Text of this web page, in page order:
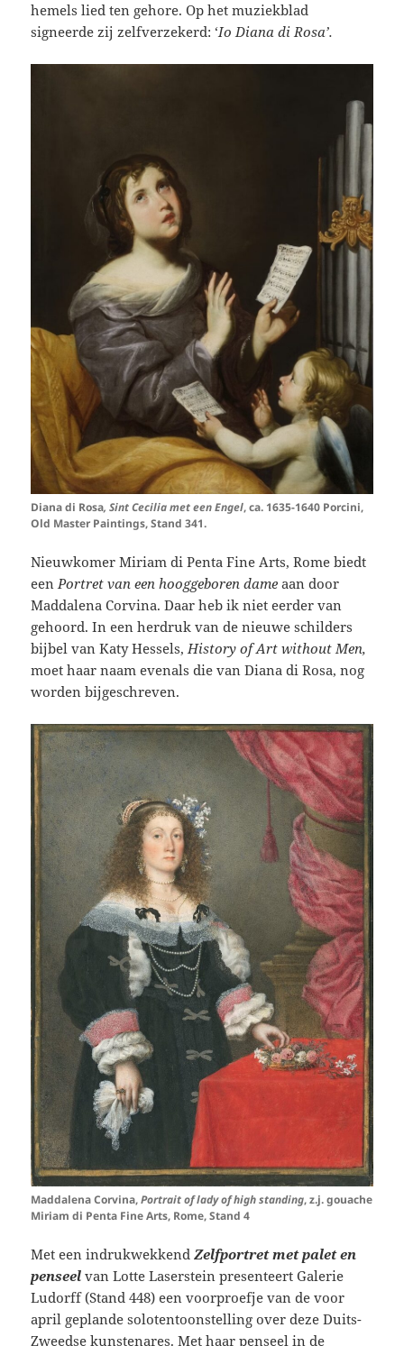
hemels lied ten gehore. Op het muziekblad
signeerde zij zelfverzekerd: ‘Io Diana di Rosa’.
Diana di Rosa, Sint Cecilia met een Engel, ca. 1635-1640 Porcini,
Old Master Paintings, Stand 341.
Nieuwkomer Miriam di Penta Fine Arts, Rome biedt
een Portret van een hooggeboren dame aan door
Maddalena Corvina. Daar heb ik niet eerder van
gehoord. In een herdruk van de nieuwe schilders
bijbel van Katy Hessels, History of Art without Men,
moet haar naam evenals die van Diana di Rosa, nog
worden bijgeschreven.
Maddalena Corvina,Portrait of lady of high standing, z.j. gouache
Miriam di Penta Fine Arts, Rome, Stand 4
Met een indrukwekkendZelfportret met palet en
penseel van Lotte Laserstein presenteert Galerie
Ludorff (Stand 448) een voorproefje van de voor
april geplande solotentoonstelling over deze Duits-
Zweedse kunstenares. Met haar penseel in de